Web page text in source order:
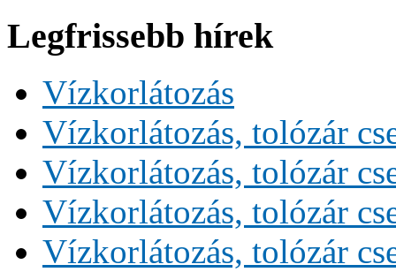
Legfrissebb hírek
Vízkorlátozás
Vízkorlátozás, tolózár
Vízkorlátozás, tolózár
Vízkorlátozás, tolózár
Vízkorlátozás, tolózár